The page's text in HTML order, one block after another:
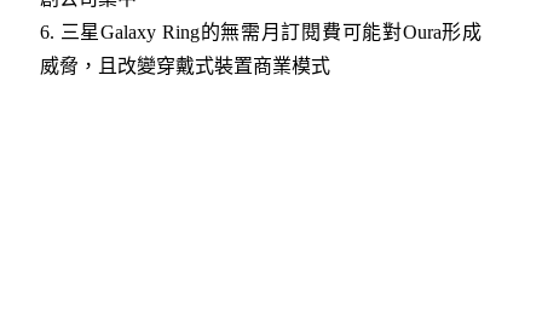
6. 三星Galaxy Ring的無需月訂閱費可能對Oura形成
威脅，且改變穿戴式裝置商業模式